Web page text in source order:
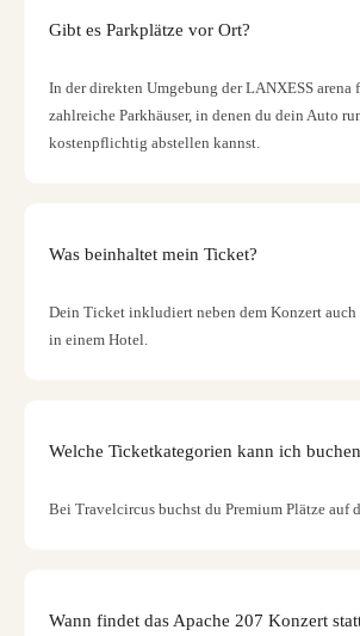
Gibt es Parkplätze vor Ort?
In der direkten Umgebung der LANXESS arena
zahlreiche Parkhäuser, in denen du dein Auto
kostenpflichtig abstellen kannst.
Was beinhaltet mein Ticket?
Dein Ticket inkludiert neben dem Konzert auch
in einem Hotel.
Welche Ticketkategorien kann ich
Bei Travelcircus buchst du Premium Plätze auf
Wann findet das Apache 207 Konzert